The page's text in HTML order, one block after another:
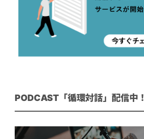
PODCAST「循環対話」配信中！